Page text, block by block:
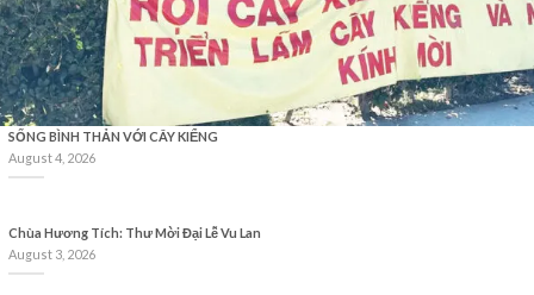
SỐNG BÌNH THẢN VỚI CÂY KIỂNG
August 4, 2026
Chùa Hương Tích: Thư Mời Đại Lễ Vu Lan
August 3, 2026